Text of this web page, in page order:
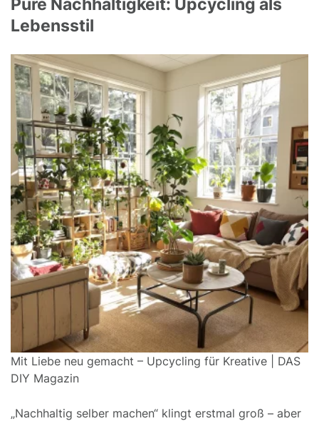
Pure Nachhaltigkeit: Upcycling als
Lebensstil
Mit Liebe neu gemacht – Upcycling für Kreative | DAS
DIY Magazin
„Nachhaltig selber machen“ klingt erstmal groß – aber